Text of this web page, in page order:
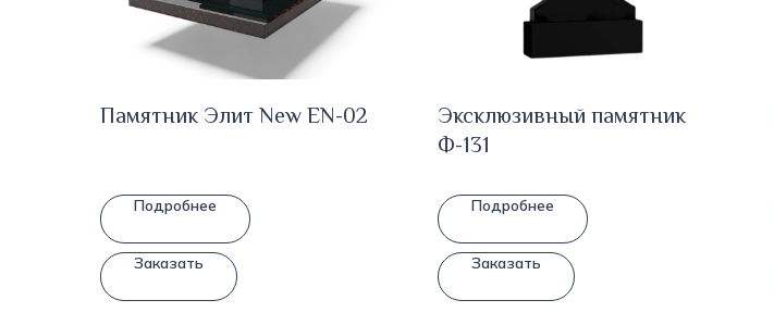
Памятник Элит New EN-02
Подробнее
Заказать
Эксклюзивный памятник
Ф-131
Подробнее
Заказать